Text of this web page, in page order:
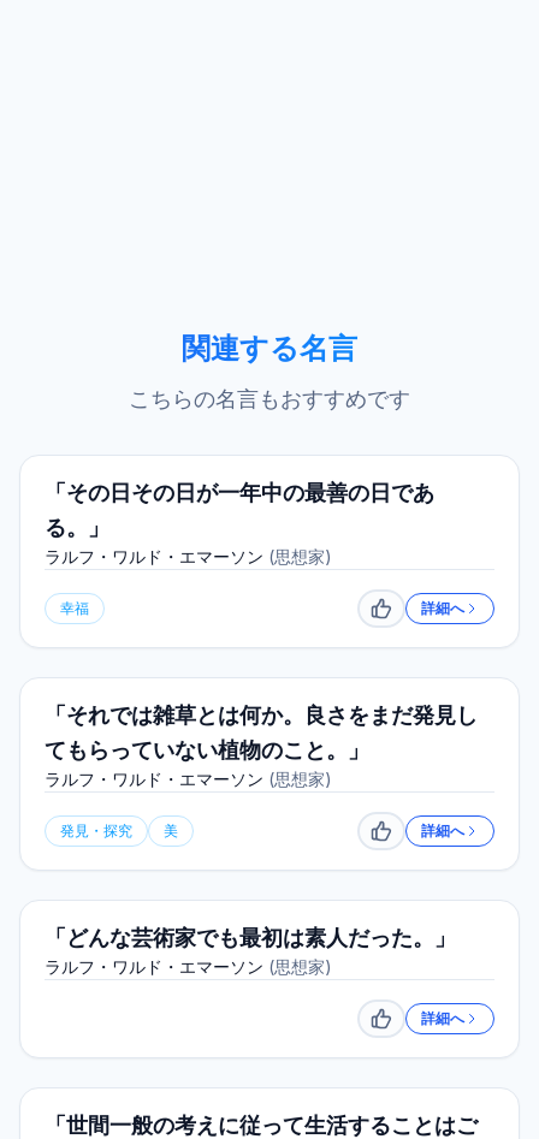
関連する名言
こちらの名言もおすすめです
「その日その日が一年中の最善の日であ
る。」
ラルフ・ワルド・エマーソン (思想家)
幸福 いいね詳細へ
「それでは雑草とは何か。良さをまだ発見し
てもらっていない植物のこと。」
ラルフ・ワルド・エマーソン (思想家)
発見・探究 美 いいね詳細へ
「どんな芸術家でも最初は素人だった。」
ラルフ・ワルド・エマーソン (思想家)
いいね詳細へ
「世間一般の考えに従って生活することはご